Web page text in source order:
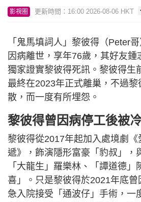
影視圈 更新時間：16:00 2026-08-06 HKT
「鬼馬填詞人」黎彼得（Peter
因病離世，享年76歲，其好友鍾
獨家證實黎彼得死訊。黎彼得生
最終在2023年正式離巢，不過
散，而一度有所埋怨。
黎彼得曾因病停工後被
黎彼得從2017年起加入處境劇《
遞》，飾演隱形富豪「豹叔」，
「大龍生」羅樂林、「譚道德」
喜」。只是黎彼得於2021年底
急入院接受「通波仔」手術，一